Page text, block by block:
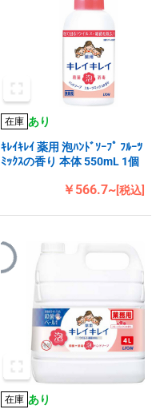
在庫 あり
ｷﾚｲｷﾚｲ 薬用 泡ﾊﾝﾄﾞｿｰﾌﾟ ﾌﾙｰﾂ
ﾐｯｸｽの香り 本体 550mL 1個
￥566.7~[税込]
在庫 あり